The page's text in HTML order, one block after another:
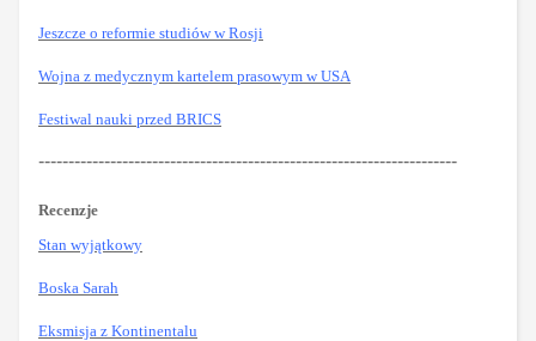
Jeszcze o reformie studiów w Rosji
Wojna z medycznym kartelem prasowym w USA
Festiwal nauki przed BRICS
----------------------------------------------------------------------
Recenzje
Stan wyjątkowy
Boska Sarah
Eksmisja z Kontinentalu